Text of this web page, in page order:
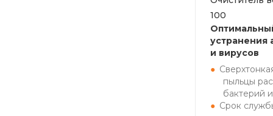
100
устранения
и вирусов
пыльцы
бактерий
Срок